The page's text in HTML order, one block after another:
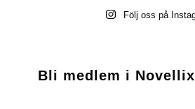
Följ oss på
Bli medlem i